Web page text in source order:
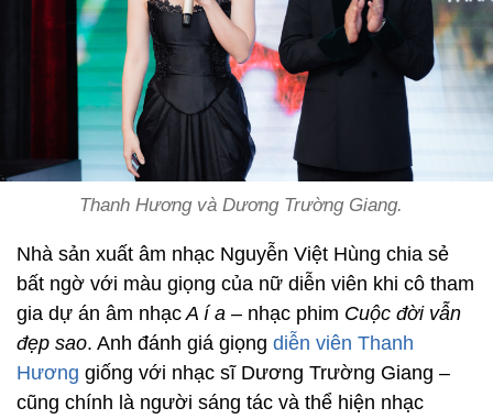
Thanh Hương và Dương Trường Giang.
Nhà sản xuất âm nhạc Nguyễn Việt Hùng chia sẻ
bất ngờ với màu giọng của nữ diễn viên khi cô tham
gia dự án âm nhạc A í a – nhạc phim Cuộc đời vẫn
đẹp sao. Anh đánh giá giọng diễn viên Thanh
Hương giống với nhạc sĩ Dương Trường Giang –
cũng chính là người sáng tác và thể hiện nhạc